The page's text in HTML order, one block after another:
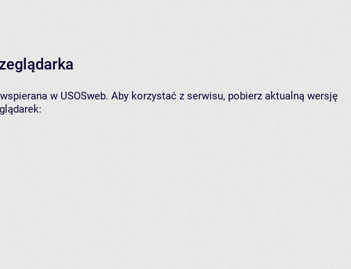
w USOSweb. Aby korzystać z serwisu, pobierz aktualną wersję